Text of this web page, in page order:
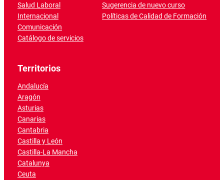
Salud Laboral
Internacional
Comunicación
Catálogo de servicios
Sugerencia de nuevo curso
Políticas de Calidad de Formación
Territorios
Andalucía
Aragón
Asturias
Canarias
Cantabria
Castilla y León
Castilla-La Mancha
Catalunya
Ceuta